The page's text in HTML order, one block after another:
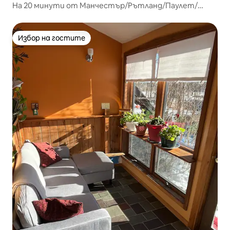
На 20 минути от Манчестър/Рътланд/Паулет/
Избор на гостите
Избор на гостите